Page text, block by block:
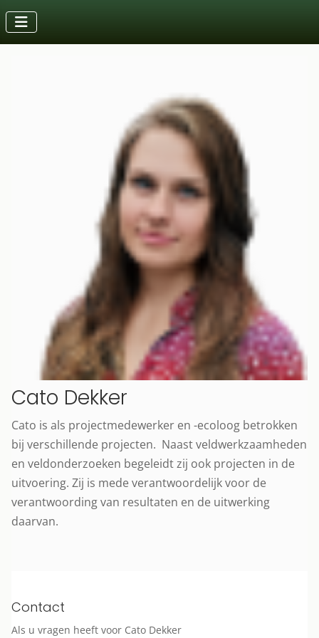
Cato Dekker
Cato is als projectmedewerker en -ecoloog betrokken
bij verschillende projecten. Naast veldwerkzaamheden
en veldonderzoeken begeleidt zij ook projecten in de
uitvoering. Zij is mede verantwoordelijk voor de
verantwoording van resultaten en de uitwerking
daarvan.
Contact
Als u vragen heeft voor Cato Dekker